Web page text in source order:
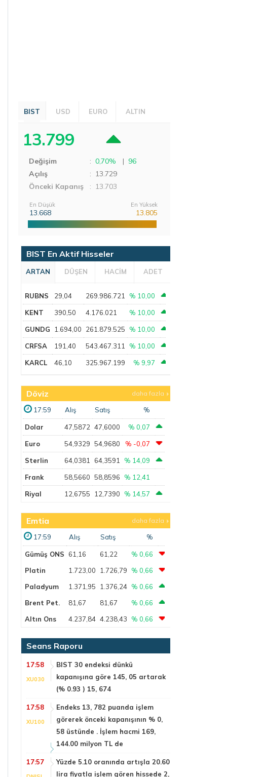
BIST USD EURO ALTIN
13.799
Değişim : 0,70% | 96
Açılış
: 13.729
Önceki Kapanış
: 13.703
En Düşük
13.668
En Yüksek
13.805
BIST En Aktif Hisseler
ARTAN DÜŞEN HACİM ADET
RUBNS 29,04 269.986.721 % 10,00
KENT 390,50 4.176.021 % 10,00
GUNDG 1.694,00 261.879.525 % 10,00
CRFSA 191,40 543.467.311 % 10,00
KARCL 46,10 325.967.199 % 9,97
Döviz daha fazla
17:59 Alış Satış %
Dolar 47,5872 47,6000 % 0,07
Euro 54,9329 54,9680 % -0,07
Sterlin 64,0381 64,3591 % 14,09
Frank 58,5660 58,8596 % 12,41
Riyal 12,6755 12,7390 % 14,57
Emtia daha fazla
17:59 Alış Satış %
Gümüş ONS 61,16 61,22
% 0,66
Platin
1.723,00 1.726,79
% 0,66
Paladyum
1.371,95 1.376,24 % 0,66
Brent Pet.
81,67 81,67
% 0,66
Altın Ons
4.237,84 4.238,43 % 0,66
Seans Raporu
17:58
XU030
BIST 30 endeksi dünkü
kapanışına göre 145, 05 artarak
(% 0.93 ) 15, 674
17:58
XU100
Endeks 13, 782 puanda işlem
görerek önceki kapanışının % 0,
58 üstünde . İşlem hacmi 169,
144.00 milyon TL de
17:57
Yüzde 5.10 oranında artışla 20.60
lira fiyatla işlem gören hissede 2,